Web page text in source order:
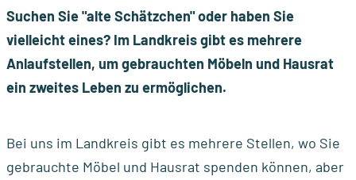
Terminübersicht
2026
Hier gibt es...
Containerplätze,
etc.
Müllabfuhrkalender:
pdf-Dateien und
Erinnerung per E-
Mail einrichten
Informationsmaterialien
und Infos für
für
Verpackungen
Gartenabfall
Elektrogeräte
Grasschnitt
Annahmestellen
Suchen Sie "alte Schätzchen" oder haben Sie
vielleicht eines? Im Landkreis gibt es mehrere
Anlaufstellen, um gebrauchten Möbeln und Hausrat
ein zweites Leben zu ermöglichen.
Bei uns im Landkreis gibt es mehrere Stellen, wo Sie
gebrauchte Möbel und Hausrat spenden können, aber